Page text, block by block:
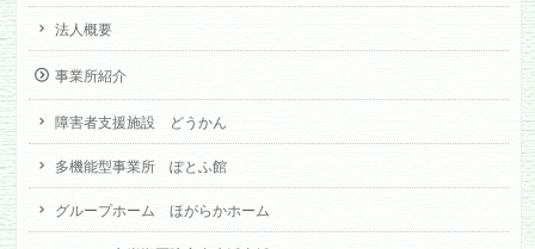
法人概要
事業所紹介
障害者支援施設 どうかん
多機能型事業所 ぽとふ館
グループホーム ほがらかホーム